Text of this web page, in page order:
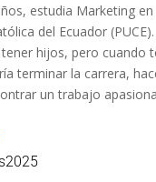
estudia Marketing
del Ecuador
hijos, pero cuando
terminar la carrera,
un trabajo